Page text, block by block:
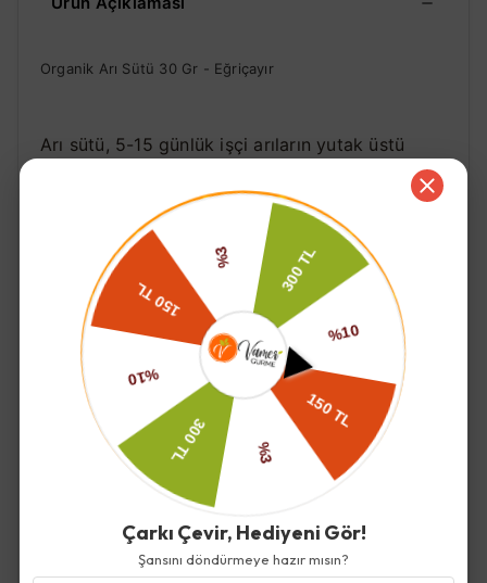
Organik Arı Sütü 30 Gr - Eğriçayır
Arı sütü, 5-15 günlük işçi arıların yutak üstü
Kraliçe arı olarak da bilinen ana arının tek besini
arı sütüdür. Her kovanda 1 kraliçe arı bulunur ve
diğer tüm arıları kraliçe arı doğurur. İşçi arılar
45 gün yaşamalarına rağmen, arı sütü ile
beslenen kraliçe arının 10 yıla kadar yaşadığı ve
petek gözlerine günlük 2 bine kadar yumurta
bıraktığı bilinmektedir.
İade ve Değişim
Çarkı Çevir, Hediyeni Gör!
Şansını döndürmeye hazır mısın?